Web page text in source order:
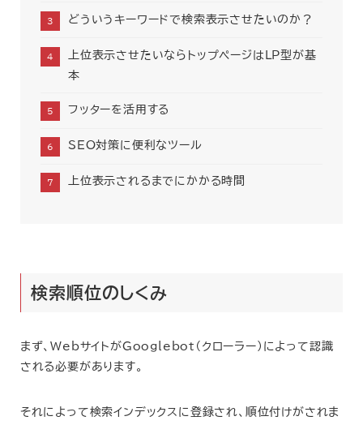
どういうキーワードで検索表示させたいのか？
上位表示させたいならトップページはLP型が基
本
フッターを活用する
SEO対策に便利なツール
上位表示されるまでにかかる時間
検索順位のしくみ
まず、WebサイトがGooglebot（クローラー）によって認識
される必要があります。
それによって検索インデックスに登録され、順位付けがされま